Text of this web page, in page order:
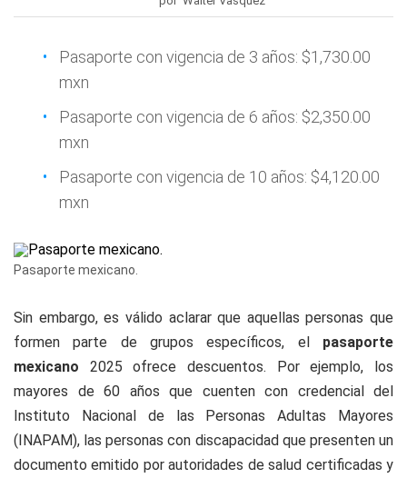
Pasaporte con vigencia de 3 años: $1,730.00
mxn
Pasaporte con vigencia de 6 años: $2,350.00
mxn
Pasaporte con vigencia de 10 años: $4,120.00
mxn
Pasaporte mexicano.
Sin embargo, es válido aclarar que aquellas personas que
formen parte de grupos específicos, el pasaporte
mexicano 2025 ofrece descuentos. Por ejemplo, los
mayores de 60 años que cuenten con credencial del
Instituto Nacional de las Personas Adultas Mayores
(INAPAM), las personas con discapacidad que presenten un
documento emitido por autoridades de salud certificadas y